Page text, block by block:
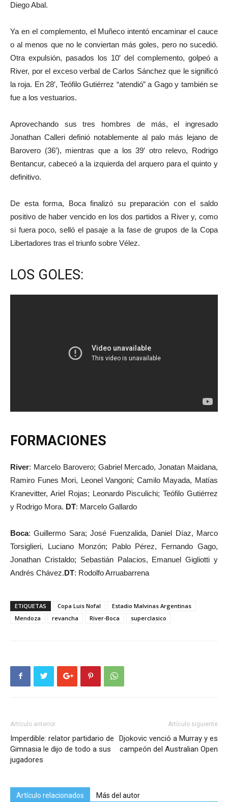
Diego Abal.
Ya en el complemento, el Muñeco intentó encaminar el cauce
o al menos que no le conviertan más goles, pero no sucedió.
Otra expulsión, pasados los 10′ del complemento, golpeó a
River, por el exceso verbal de Carlos Sánchez que le significó
la roja. En 28′, Teófilo Gutiérrez “atendió” a Gago y también se
fue a los vestuarios.
Aprovechando sus tres hombres de más, el ingresado
Jonathan Calleri definió notablemente al palo más lejano de
Barovero (36′), mientras que a los 39′ otro relevo, Rodrigo
Bentancur, cabeceó a la izquierda del arquero para el quinto y
definitivo.
De esta forma, Boca finalizó su preparación con el saldo
positivo de haber vencido en los dos partidos a River y, como
si fuera poco, selló el pasaje a la fase de grupos de la Copa
Libertadores tras el triunfo sobre Vélez.
LOS GOLES:
FORMACIONES
River: Marcelo Barovero; Gabriel Mercado, Jonatan Maidana,
Ramiro Funes Mori, Leonel Vangoni; Camilo Mayada, Matías
Kranevitter, Ariel Rojas; Leonardo Pisculichi; Teófilo Gutiérrez
y Rodrigo Mora. DT: Marcelo Gallardo
Boca: Guillermo Sara; José Fuenzalida, Daniel Díaz, Marco
Torsiglieri, Luciano Monzón; Pablo Pérez, Fernando Gago,
Jonathan Cristaldo; Sebastián Palacios, Emanuel Gigliotti y
Andrés Chávez.DT: Rodolfo Arruabarrena
ETIQUETAS Copa Luis Nofal
Estadio Malvinas Argentinas
Mendoza
revancha River-Boca superclasico
Artículo anterior
Imperdible: relator partidario de
Gimnasia le dijo de todo a sus
jugadores
Artículo siguiente
Djokovic venció a Murray y es
campeón del Australian Open
Artículo relacionados Más del autor